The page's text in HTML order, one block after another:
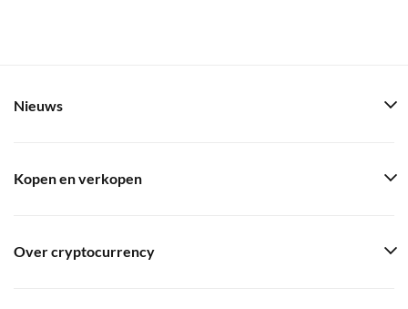
Nieuws
Kopen en verkopen
Over cryptocurrency